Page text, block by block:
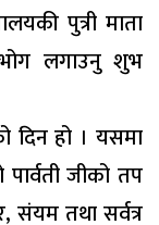
पुत्री माता
लगाउनु शुभ
दिन हो । यसमा
पार्वती जीको तप
संयम तथा सर्वत्र